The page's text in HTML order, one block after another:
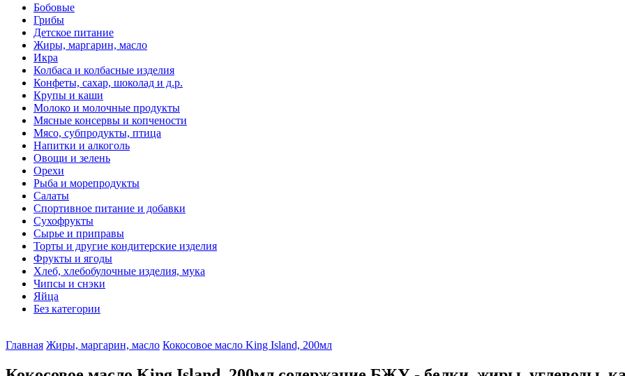
Бобовые
Грибы
Детское питание
Жиры, маргарин, масло
Икра
Колбаса и колбасные изделия
Конфеты, сахар, шоколад и д.р.
Крупы и каши
Молоко и молочные продукты
Мясные консервы и копчености
Мясо, субпродукты, птица
Напитки и алкоголь
Овощи и зелень
Орехи
Рыба и морепродукты
Салаты
Спортивное питание и добавки
Сухофрукты
Сырье и приправы
Торты и другие кондитерские изделия
Фрукты и ягоды
Хлеб, хлебобулочные изделия, мука
Чипсы и снэки
Яйца
Без категории
Главная Жиры, маргарин, масло Кокосовое масло King Island, 200мл